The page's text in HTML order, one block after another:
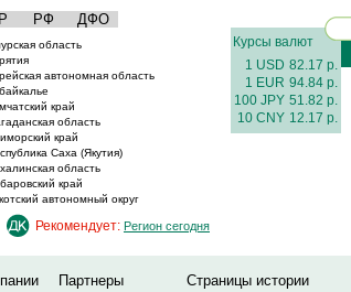
РФ ДФО
область
автономная область
край
область
край
Саха (Якутия)
область
край
автономный округ
Курсы валют
1 USD 82.17 р.
1 EUR 94.84 р.
100 JPY 51.82 р.
10 CNY 12.17 р.
Рекомендует: Регион сегодня
Партнеры
Страницы истории